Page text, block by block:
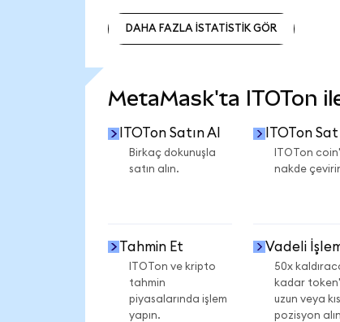
DAHA FAZLA İSTATİSTİK GÖR
MetaMask'ta ITOTon
ITOTon Satın Al
Birkaç dokunuşla
satın alın.
ITOTon Sat
ITOTon
nakde
Tahmin Et
ITOTon ve kripto
tahmin
piyasalarında işlem
yapın.
Vadeli
50x
kadar
uzun veya
pozisyon